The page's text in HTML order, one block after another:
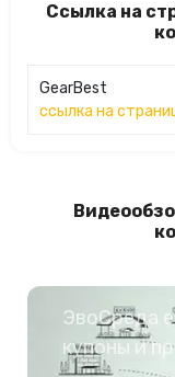
Ссылка на
GearBest
ссылка на
ЭвоСреда
купоны и